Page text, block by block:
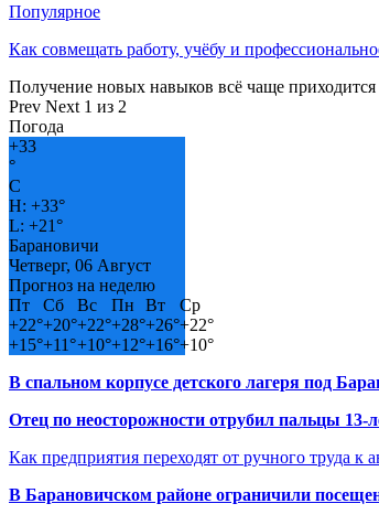
Популярное
Как совмещать работу, учёбу и
Получение новых навыков всё чаще
Prev Next 1 из 2
Погода
+33
°
C
H: +33°
L: +21°
Барановичи
Четверг, 06 Август
Прогноз на неделю
Пт
Сб Вс Пн Вт
Ср
+22°+20°+22°+28°+26°+22°
+15°+11°+10°+12°+16°+10°
В спальном корпусе детского лагеря под
Отец по неосторожности отрубил пальцы 13-
Как предприятия переходят от ручного труда к
В Барановичском районе ограничили